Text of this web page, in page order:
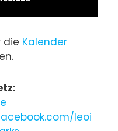
die Kalender
leoi